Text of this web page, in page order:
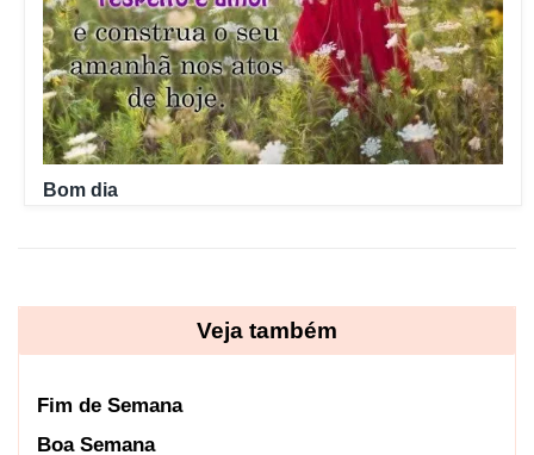
Bom dia
Veja também
Fim de Semana
Boa Semana